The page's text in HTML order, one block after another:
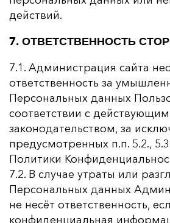
действий.
7. ОТВЕТСТВЕННОСТЬ
7.1. Администрация сайта
ответственность за
Персональных данных
соответствии с действующим
законодательством, за
предусмотренных п.п. 5.2.,
Политики
7.2. В случае утраты или
Персональных данных
не несёт ответственность,
конфиденциальная